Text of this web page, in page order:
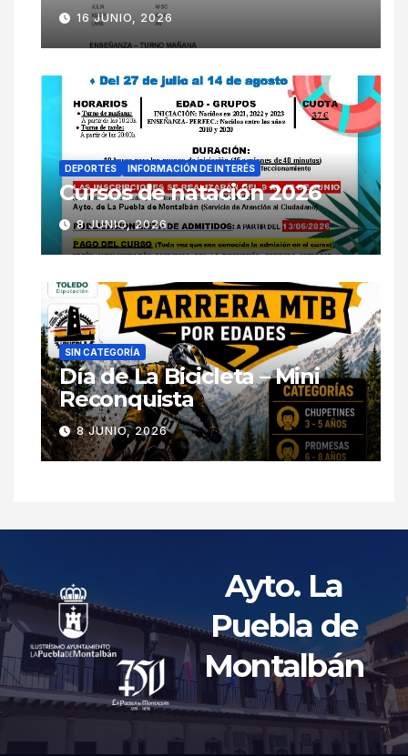
16 JUNIO, 2026
DEPORTES INFORMACIÓN DE INTERÉS
Cursos de natación 2026
8 JUNIO, 2026
SIN CATEGORÍA
Día de La Bicicleta – Mini
Reconquista
8 JUNIO, 2026
Ayto. La
Puebla de
Montalbán